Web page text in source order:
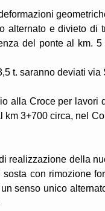
alternato e divieto di
del ponte al km.
t. saranno deviati via
alla Croce per lavori
3+700 circa, nel
realizzazione della
con rimozione
senso unico